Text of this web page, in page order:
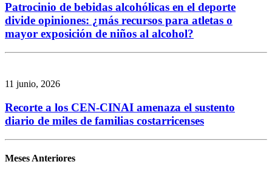
Patrocinio de bebidas alcohólicas en el deporte
divide opiniones: ¿más recursos para atletas o
mayor exposición de niños al alcohol?
11 junio, 2026
Recorte a los CEN-CINAI amenaza el sustento
diario de miles de familias costarricenses
Meses Anteriores